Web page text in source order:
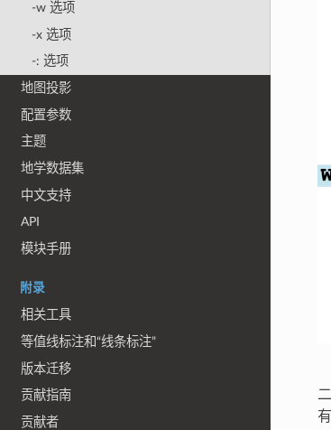
-w 选项
-x 选项
-: 选项
地图投影
配置参数
主题
地学数据集
中文支持
API
模块手册
附录
相关工具
等值线标注和“线条标注”
版本迁移
贡献指南
贡献者